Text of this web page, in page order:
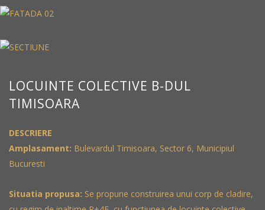
LOCUINTE COLECTIVE B-DUL
TIMISOARA
DESCRIERE
Amplasament: Bulevardul Timisoara, Sector 6, Municipiul
Bucuresti
Situatia propusa: Se propune construirea unui corp de cladire,